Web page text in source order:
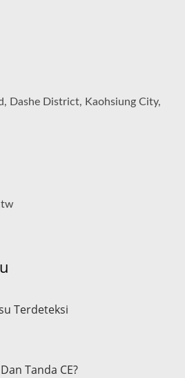
Dashe District, Kaohsiung City,
Terdeteksi
Tanda CE?